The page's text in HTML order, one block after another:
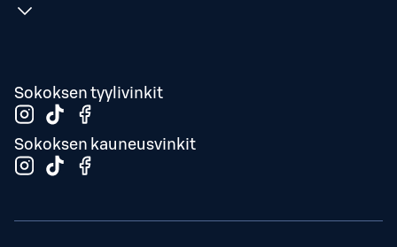
Sokoksen tyylivinkit
Sokoksen kauneusvinkit